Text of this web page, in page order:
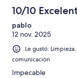
10/10
pablo
12 nov. 2025
Le gustó:
comunicación
Impecable